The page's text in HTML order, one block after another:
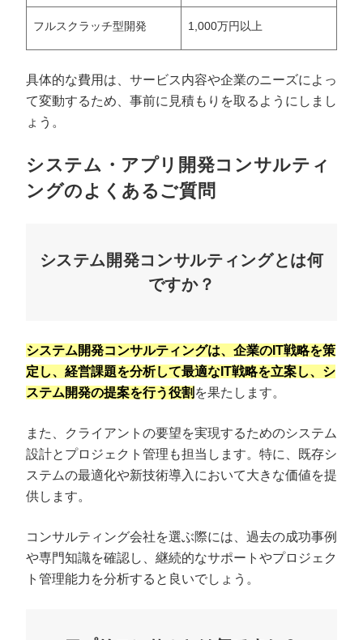
フルスクラッチ型開発 1,000万円以上
具体的な費用は、サービス内容や企業のニーズによっ
て変動するため、事前に見積もりを取るようにしまし
ょう。
システム・アプリ開発コンサルティ
ングのよくあるご質問
システム開発コンサルティングとは何
ですか？
システム開発コンサルティングは、企業のIT戦略を策
定し、経営課題を分析して最適なIT戦略を立案し、シ
ステム開発の提案を行う役割 を果たします。
また、クライアントの要望を実現するためのシステム
設計とプロジェクト管理も担当します。特に、既存シ
ステムの最適化や新技術導入において大きな価値を提
供します。
コンサルティング会社を選ぶ際には、過去の成功事例
や専門知識を確認し、継続的なサポートやプロジェク
ト管理能力を分析すると良いでしょう。